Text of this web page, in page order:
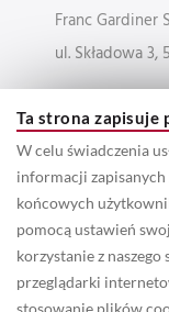
Ta strona zapisuje
W celu świadczenia
informacji zapisanych
końcowych
pomocą ustawień
korzystanie z
przeglądarki
stosowanie plików
Franc Gardiner
ul. Składowa
numer konta:
SANTANDER
PL46 1090
SWIFT: